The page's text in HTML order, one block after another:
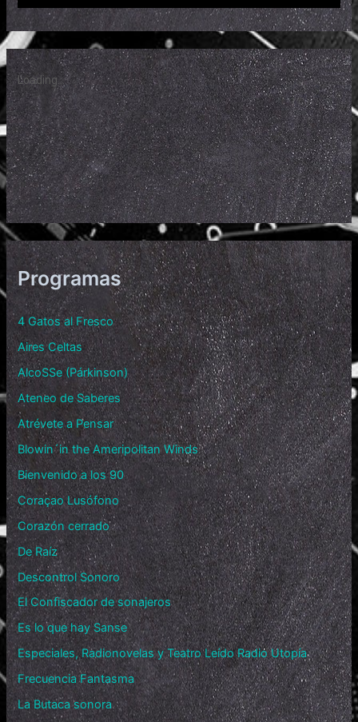
Programas
4 Gatos al Fresco
Aires Celtas
AlcoSSe (Párkinson)
Ateneo de Saberes
Atrévete a Pensar
Blowin´in the Ameripolitan Winds
Bienvenido a los 90
Coraçao Lusófono
Corazón cerrado
De Raíz
Descontrol Sonoro
El Confiscador de sonajeros
Es lo que hay Sanse
Especiales, Radionovelas y Teatro Leído Radio Utopía
Frecuencia Fantasma
La Butaca sonora